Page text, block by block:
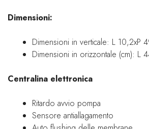
Dimensioni:
Dimensioni in verticale: L 10,2xP
Dimensioni in orizzontale (cm): L
Centralina elettronica
Ritardo avvio pompa
Sensore antiallagamento